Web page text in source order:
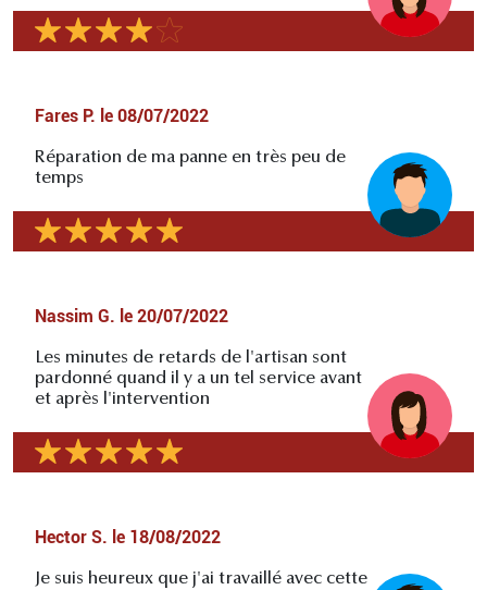
Fares P. le 08/07/2022
Réparation de ma panne en très peu de
temps
Nassim G. le 20/07/2022
Les minutes de retards de l'artisan sont
pardonné quand il y a un tel service avant
et après l'intervention
Hector S. le 18/08/2022
Je suis heureux que j'ai travaillé avec cette